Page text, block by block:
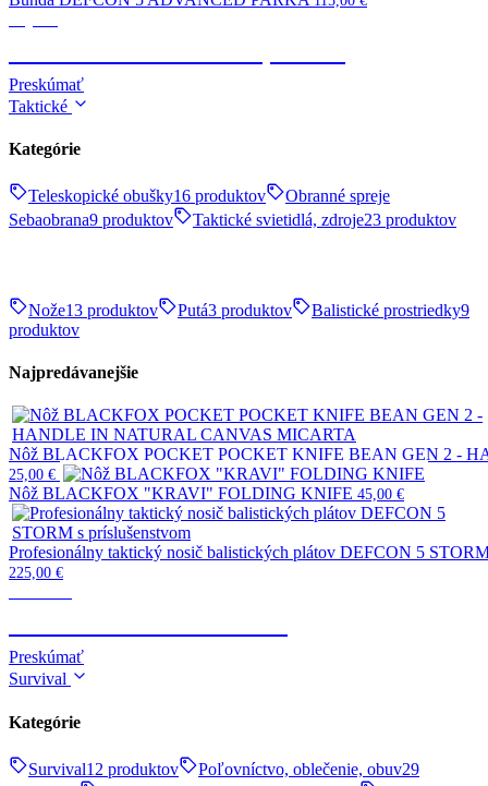
Preskúmať
Taktické
Kategórie
Teleskopické obušky16 produktov
Obranné spreje
Sebaobrana9 produktov Taktické svietidlá, zdroje23 produktov
Nože13 produktov Putá3 produktov Balistické prostriedky9
produktov
Najpredávanejšie
Nôž BLACKFOX POCKET POCKET KNIFE BEAN GEN 2 -
25,00 €
Nôž BLACKFOX "KRAVI" FOLDING KNIFE 45,00 €
Profesionálny taktický nosič balistických plátov DEFCON 5
225,00 €
Preskúmať
Survival
Kategórie
Survival12 produktov Poľovníctvo, oblečenie, obuv29